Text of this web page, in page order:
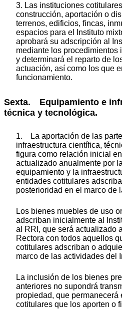
3. Las instituciones
construcción, aportación o
terrenos, edificios, fincas,
espacios para el Instituto
aprobará su adscripción al
mediante los procedimientos
y determinará el reparto de
actuación, así como los que
funcionamiento.
Sexta. Equipamiento e
técnica y tecnológica.
1. La aportación de las
infraestructura científica,
figura como relación inicial
actualizado anualmente por
equipamiento y la
entidades cotitulares
posterioridad en el marco de
Los bienes muebles de uso
adscriban inicialmente al
al RRI, que será actualizado
Rectora con todos aquellos
cotitulares adscriban o
marco de las actividades del
La inclusión de los bienes
anteriores no supondrá
propiedad, que permanecerá
cotitulares que los aporten o